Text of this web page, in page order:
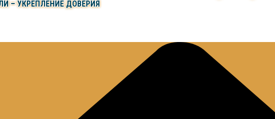
– УКРЕПЛЕНИЕ ДОВЕРИЯ